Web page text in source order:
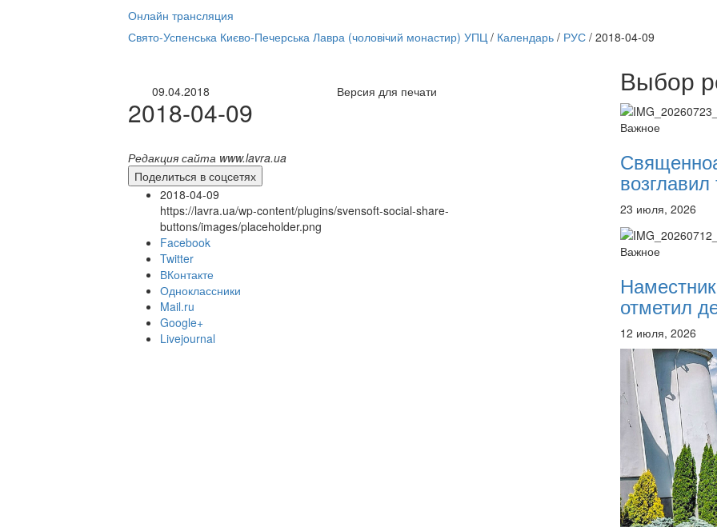
Онлайн трансляция
12 сентября
12 сентября 2015
12 сентября 2015
12 сентября 2015
12 сентября 2015
12 сентября 2015
12 сентября 2015
12 сентября 2015
Перейти к архиву
Свято-Успенська Києво-Печерська Лавра (чоловічий монастир) УПЦ/ Календарь/ РУС/ 2018-04-09
09.04.2018 Версия для печати
2018-04-09
Редакция сайта www.lavra.ua
Поделиться в соцсетях
2018-04-09
https://lavra.ua/wp-content/plugins/svensoft-social-share-
buttons/images/placeholder.png
Facebook
Twitter
ВКонтакте
Одноклассники
Mail.ru
Google+
Livejournal
Выбор
Важное
23 июля, 2026
Важное
отметил
12 июля, 2026